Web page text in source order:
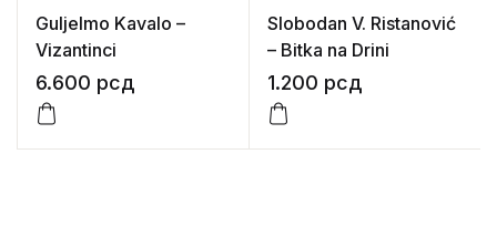
Guljelmo Kavalo –
Vizantinci
6.600 рсд
Slobodan V. Ristanović
– Bitka na Drini
1.200 рсд